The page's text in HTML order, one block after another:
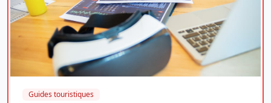
Guides touristiques